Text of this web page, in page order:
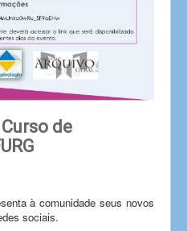
de
à comunidade seus novos
sociais.